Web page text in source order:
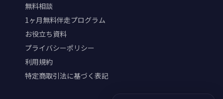
無料相談
1ヶ月無料伴走プログラム
お役立ち資料
プライバシーポリシー
利用規約
特定商取引法に基づく表記